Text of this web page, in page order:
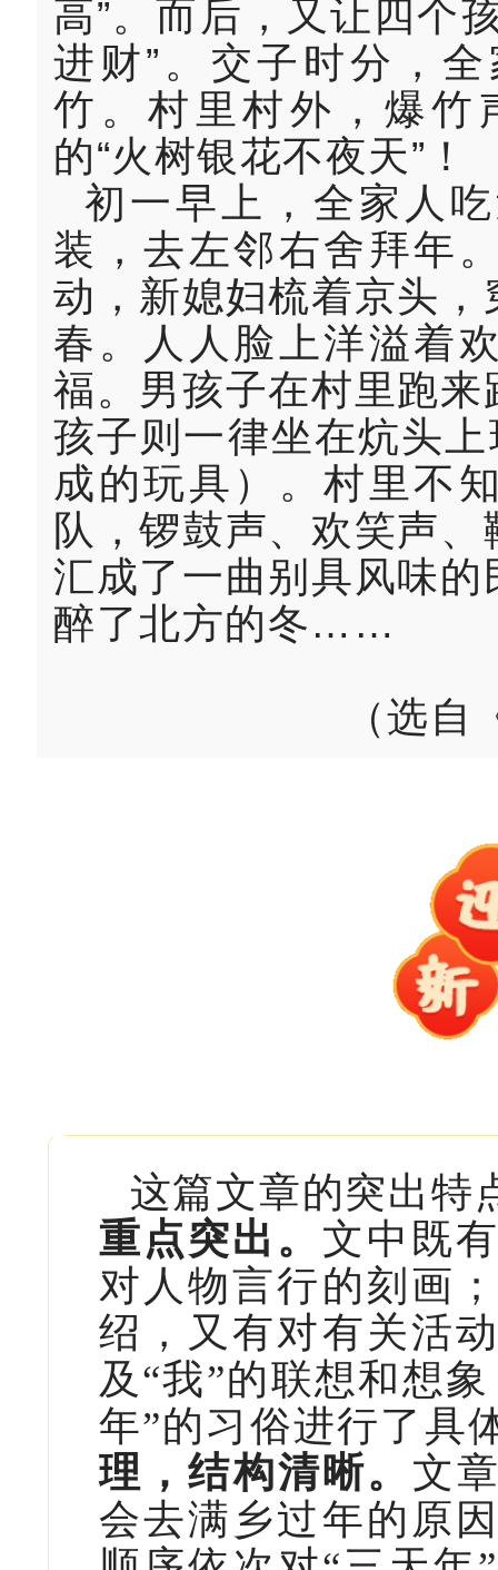
高”。而后，又让四个
进财”。交子时分，
竹。村里村外，爆竹
的“火树银花不夜天”！
初一早上，全家人
装，去左邻右舍拜年
动，新媳妇梳着京头
春。人人脸上洋溢着
福。男孩子在村里跑
孩子则一律坐在炕头
成的玩具）。村里不
队，锣鼓声、欢笑声
汇成了一曲别具风味
醉了北方的冬……
（选
这篇文章的突出特
重点突出。 文中既
对人物言行的刻画
绍，又有对有关活
及“我”的联想和想
年”的习俗进行了具
理，结构清晰。 文
会去满乡过年的原